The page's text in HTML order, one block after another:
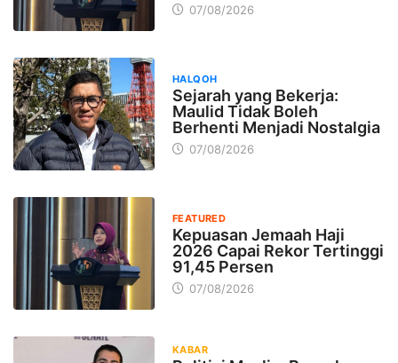
07/08/2026
HALQOH
Sejarah yang Bekerja:
Maulid Tidak Boleh
Berhenti Menjadi Nostalgia
07/08/2026
FEATURED
Kepuasan Jemaah Haji
2026 Capai Rekor Tertinggi
91,45 Persen
07/08/2026
KABAR